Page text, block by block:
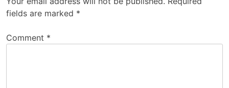
fields are marked *
Comment *